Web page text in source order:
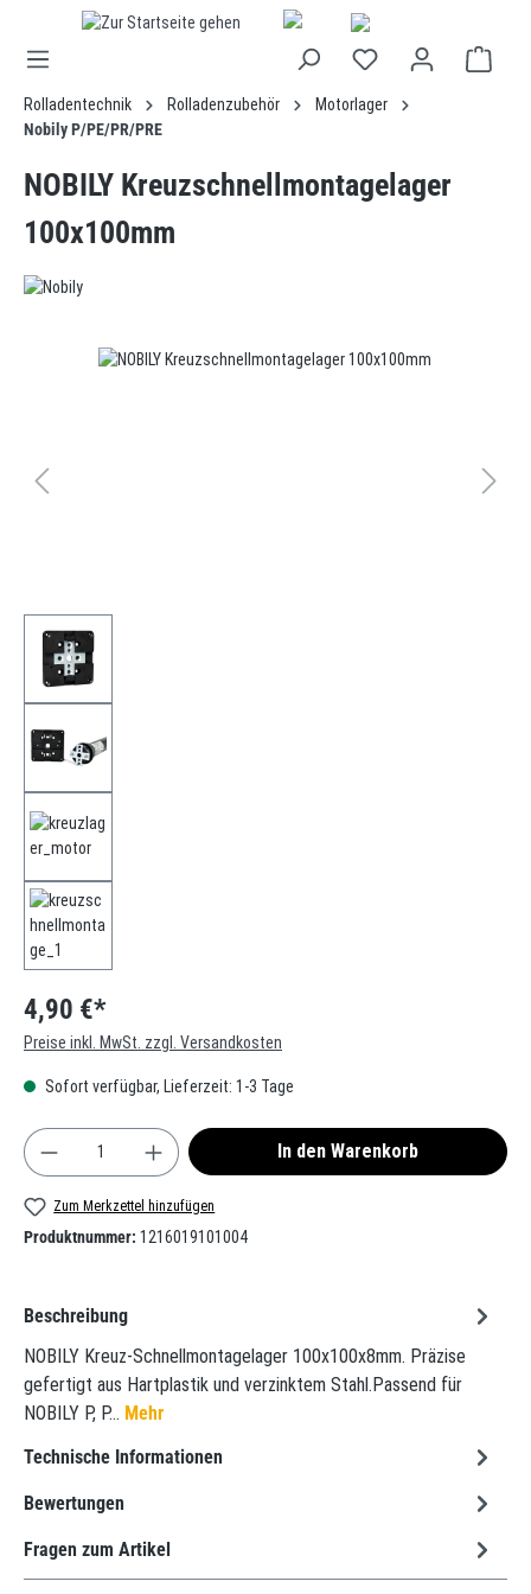
springen
Rolladentechnik Rolladenzubehör
Motorlager
Nobily P/PE/PR/PRE
NOBILY Kreuzschnellmontagelager
100x100mm
Bildergalerie überspringen
4,90 €*
Preise inkl. MwSt. zzgl. Versandkosten
Sofort verfügbar, Lieferzeit: 1-3 Tage
Produkt Anzahl: Gib den gewünschten Wert ein
In den Warenkorb
Zum Merkzettel hinzufügen
Produktnummer: 1216019101004
Beschreibung
NOBILY Kreuz-Schnellmontagelager 100x100x8mm. Präzise
gefertigt aus Hartplastik und verzinktem Stahl.Passend für
NOBILY P, P… Mehr
Technische Informationen
Bewertungen
Fragen zum Artikel